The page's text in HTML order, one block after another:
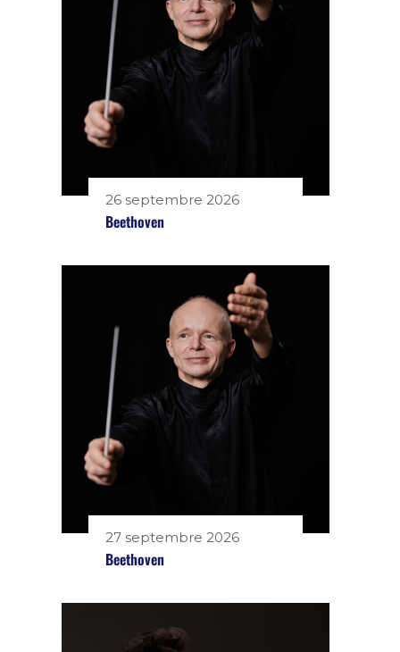
26 septembre 2026
Beethoven
27 septembre 2026
Beethoven